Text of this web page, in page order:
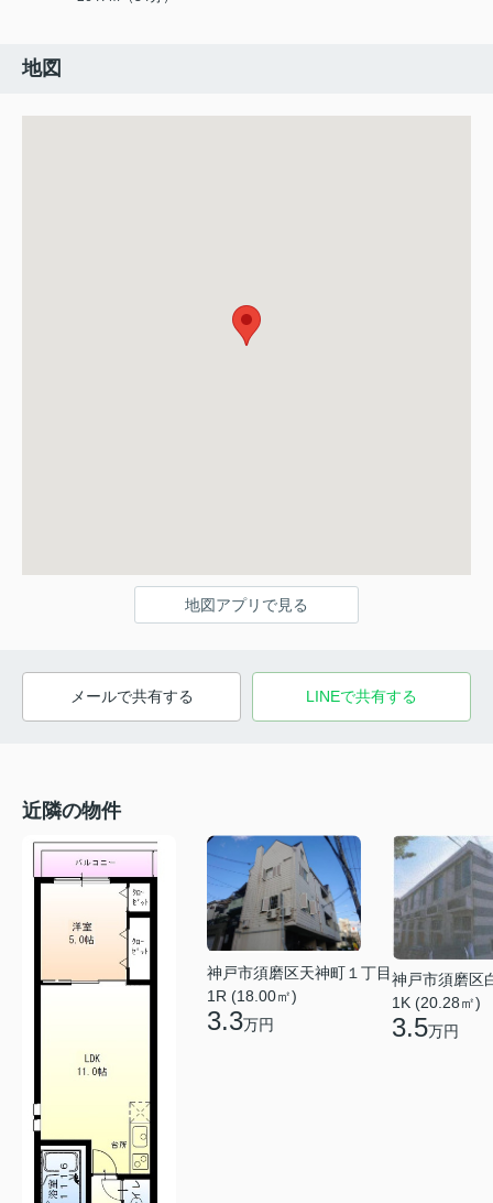
地図
地図アプリで見る
メールで共有する LINEで共有する
近隣の物件
神戸市須磨区天神町１丁目
1R (18.00㎡)
3.3万円
神戸市須磨区
1K (20.28㎡)
3.5万円